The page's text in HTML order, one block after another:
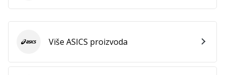
ASICS Više ASICS proizvoda